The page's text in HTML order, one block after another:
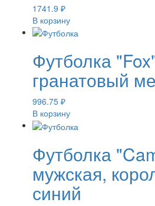
1741.9 ₽
В корзину
Футболка
гранатовый
996.75 ₽
В корзину
Футболка
мужская,
синий